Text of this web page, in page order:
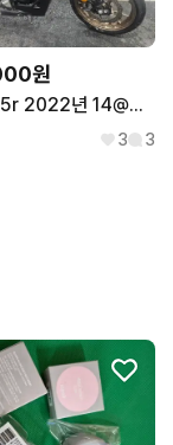
원
혼다cb125r 2022년 14@@@팝니다
3 3